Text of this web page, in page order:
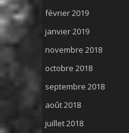
février 2019
janvier 2019
novembre 2018
octobre 2018
septembre 2018
août 2018
juillet 2018